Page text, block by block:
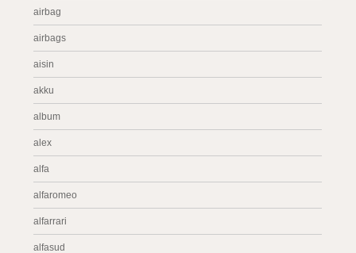
airbag
airbags
aisin
akku
album
alex
alfa
alfaromeo
alfarrari
alfasud